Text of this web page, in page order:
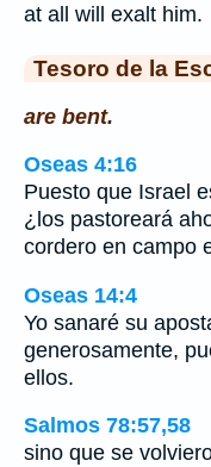
at all will exalt him.
Tesoro de la
are bent.
Oseas 4:16
Puesto que Israel
¿los pastoreará
cordero en campo
Oseas 14:4
Yo sanaré su
generosamente,
ellos.
Salmos 78:57,58
sino que se